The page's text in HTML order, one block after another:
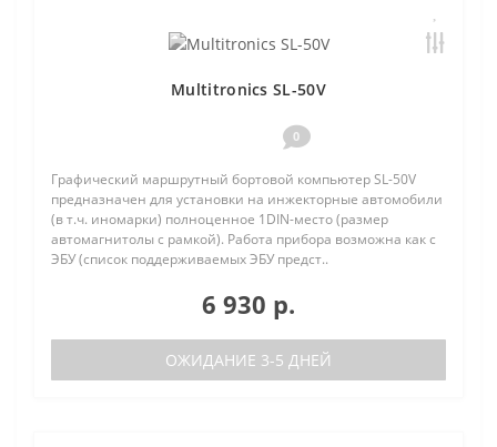
Multitronics SL-50V
0
Графический маршрутный бортовой компьютер SL-50V
предназначен для установки на инжекторные автомобили
(в т.ч. иномарки) полноценное 1DIN-место (размер
автомагнитолы с рамкой). Работа прибора возможна как с
ЭБУ (список поддерживаемых ЭБУ предст..
6 930 р.
ОЖИДАНИЕ 3-5 ДНЕЙ